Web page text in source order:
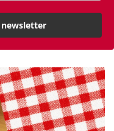
i ublažavanje